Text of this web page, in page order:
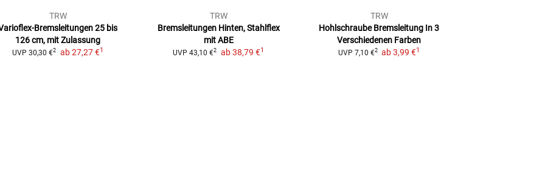
TRW
Bremsleitungen25 bis
126 cm, mit Zulassung
UVP 30,30 €2 ab 27,27 €1
TRW
Bremsleitungen Hinten, Stahlflex
mit ABE
UVP 43,10 €2 ab 38,79 €1
TRW
Hohlschraube Bremsleitung In 3
Verschiedenen Farben
UVP 7,10 €2 ab3,99 €1